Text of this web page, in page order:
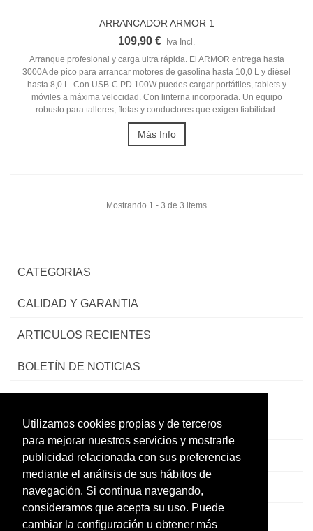
Utilizamos cookies propias y de terceros
para mejorar nuestros servicios y mostrarle
publicidad relacionada con sus preferencias
mediante el análisis de sus hábitos de
navegación. Si continua navegando,
consideramos que acepta su uso. Puede
cambiar la configuración u obtener más
ARRANCADOR ARMOR 1
109,90 €
Iva Incl.
Arranque profesional y carga ultra rápida. El ARMOR entrega hasta
3000A de pico para arrancar motores de gasolina hasta 10,0 L y diésel
hasta 8,0 L. Con USB-C PD 100W puedes cargar portátiles, tablets y
móviles a máxima velocidad. Con linterna incorporada. Un equipo
robusto para talleres, flotas y conductores que exigen fiabilidad.
Más Info
Mostrando 1 - 3 de 3 items
CATEGORIAS
CALIDAD Y GARANTIA
ARTICULOS RECIENTES
BOLETÍN DE NOTICIAS
CONTACTO
LEGAL
CATÁLOGO
MI CUENTA